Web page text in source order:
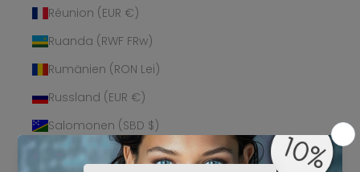
Réunion (EUR €)
Ruanda (RWF FRw)
Rumänien (RON Lei)
Russland (EUR €)
Salomonen (SBD $)
Sambia (EUR €)